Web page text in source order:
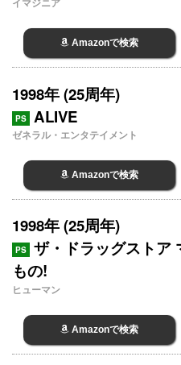
Amazonで検索
1998年 (25周年)
PS ALIVE
ゼネラル・エンタテイメント
Amazonで検索
1998年 (25周年)
PS
ザ・ドラッグストア
もの!
ヒューマン
Amazonで検索